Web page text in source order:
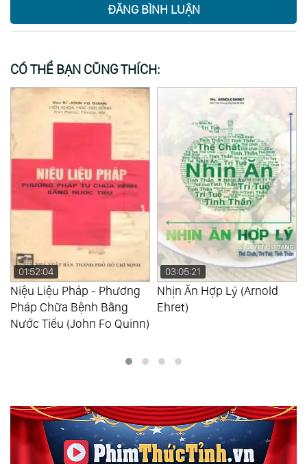
ĐĂNG BÌNH LUẬN
CÓ THỂ BẠN CŨNG THÍCH:
03:05:21
Nhịn Ăn Hợp Lý (Arnold
Ehret)
02:34:00
Phương Pháp Bấm Huyệt
Chữa Bệnh (Phùng Lực